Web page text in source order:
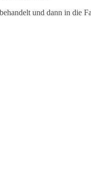
und dann in die